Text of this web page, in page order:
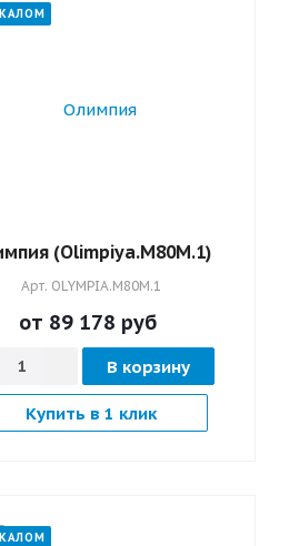
(Оlimpiya.M80M.1)
Арт. OLYMPIA.M80M.1
от 89 178 руб
В корзину
Купить в 1 клик